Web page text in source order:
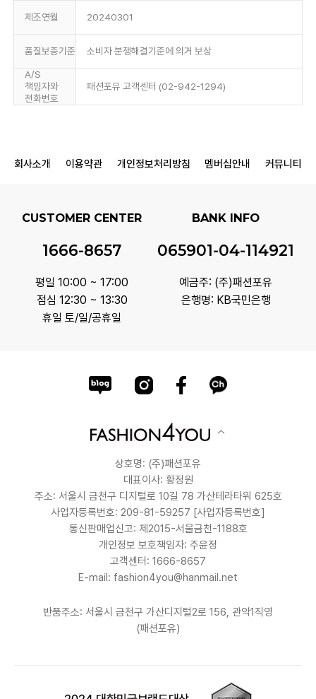
제조연월 20240301
품질보증기준 소비자 분쟁해결기준에 의거 보상
A/S
책임자와
전화번호
패션포유 고객센터 (02-942-1294)
회사소개 이용약관 개인정보처리방침 멤버십안내 커뮤니티
CUSTOMER CENTER
1666-8657
평일 10:00 ~ 17:00
점심 12:30 ~ 13:30
휴일 토/일/공휴일
BANK INFO
065901-04-114921
예금주: (주)패션포유
은행명: KB국민은행
상호명: (주)패션포유
대표이사: 황정원
주소: 서울시 금천구 디지털로 10길 78 가산테라타워 625호
사업자등록번호: 209-81-59257 [사업자등록번호]
통신판매업신고: 제2015-서울금천-1188호
개인정보 보호책임자: 주윤정
고객센터: 1666-8657
E-mail: fashion4you@hanmail.net
반품주소: 서울시 금천구 가산디지털2로 156, 관악1직영
(패션포유)